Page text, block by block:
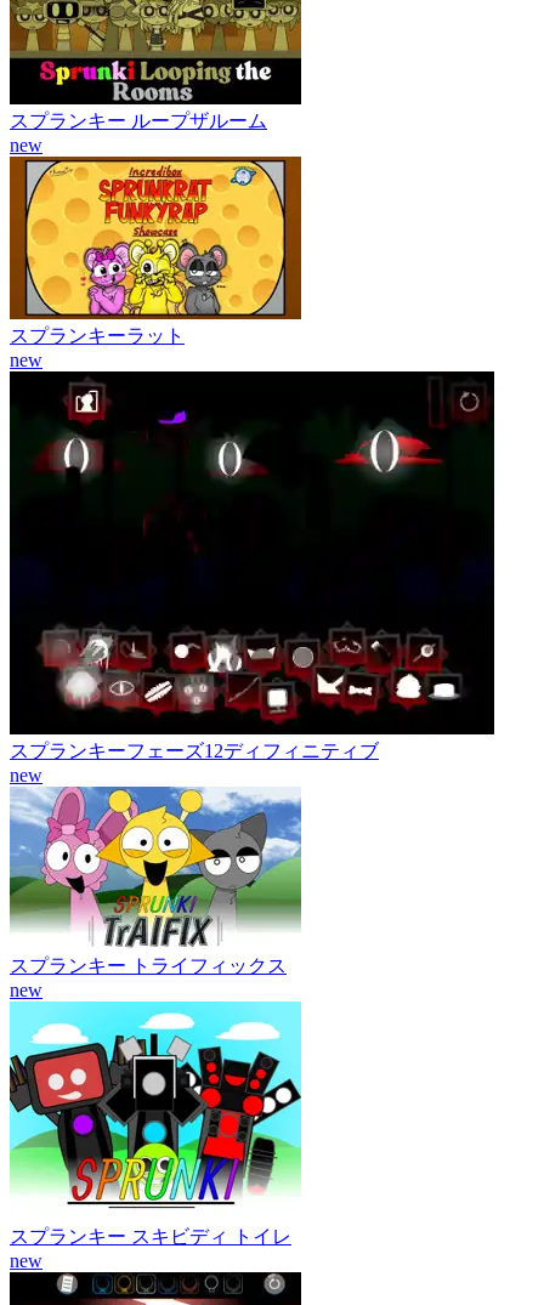
スプランキー ループザルーム
new
スプランキーラット
new
スプランキーフェーズ12ディフィニティブ
new
スプランキー トライフィックス
new
スプランキー スキビディ トイレ
new